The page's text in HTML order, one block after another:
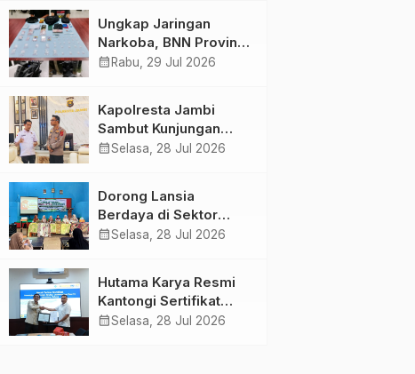
Ungkap Jaringan
Narkoba, BNN Provinsi
Jambi dan Bea Cukai
Butir Ekstasi dan 146
Gram Sabu
calendar_month Rabu, 29 Jul 2026
Kapolresta Jambi
Sambut Kunjungan
Ketua dan Pengurus
Kolaborasi
calendar_monthSelasa, 28 Jul 2026
Dorong Lansia
Berdaya di Sektor
Hijau, Pertamina EP
Eco-Print
calendar_monthSelasa, 28 Jul 2026
Hutama Karya Resmi
Kantongi Sertifikat
Persetujuan Laik
calendar_monthSelasa, 28 Jul 2026